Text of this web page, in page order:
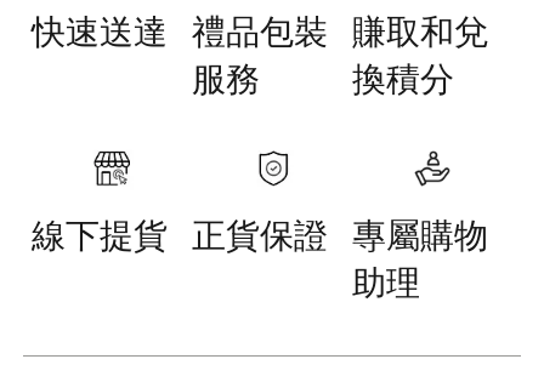
快速送達
禮品包裝
服務
賺取和兌
換積分
線下提貨 正貨保證 專屬購物
助理